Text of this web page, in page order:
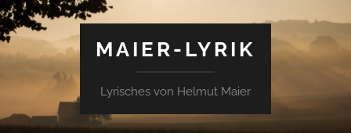
MAIER-LYRIK
Lyrisches von Helmut Maier